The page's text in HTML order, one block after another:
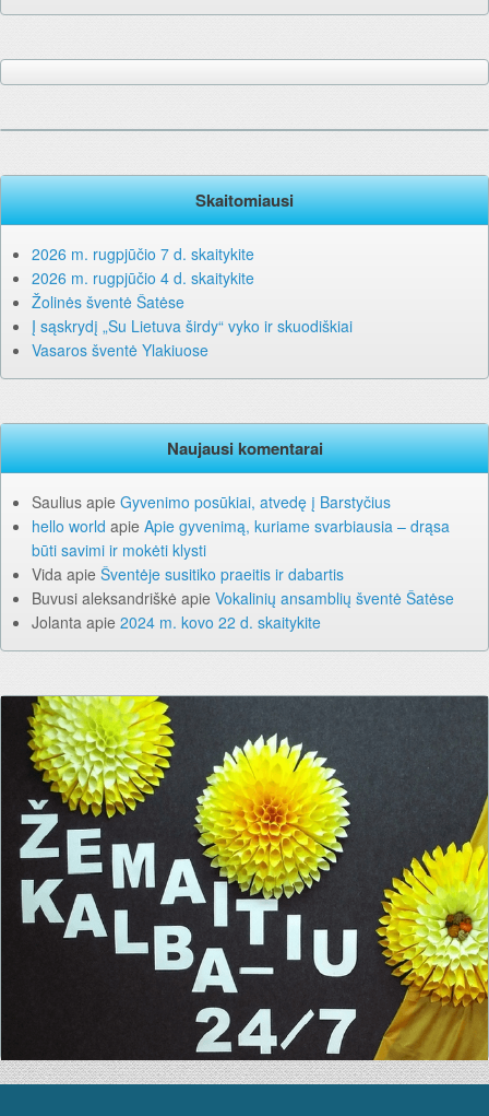
Skaitomiausi
2026 m. rugpjūčio 7 d. skaitykite
2026 m. rugpjūčio 4 d. skaitykite
Žolinės šventė Šatėse
Į sąskrydį „Su Lietuva širdy“ vyko ir skuodiškiai
Vasaros šventė Ylakiuose
Naujausi komentarai
Saulius apie Gyvenimo posūkiai, atvedę į Barstyčius
hello world apie Apie gyvenimą, kuriame svarbiausia – drąsa
būti savimi ir mokėti klysti
Vida apie Šventėje susitiko praeitis ir dabartis
Buvusi aleksandriškė apie Vokalinių ansamblių šventė Šatėse
Jolanta apie 2024 m. kovo 22 d. skaitykite